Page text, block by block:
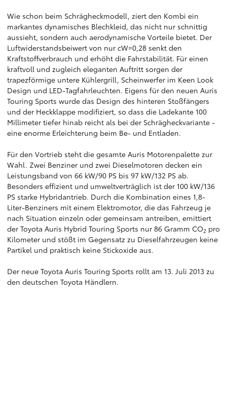
Wie schon beim Schrägheckmodell, ziert den Kombi ein
markantes dynamisches Blechkleid, das nicht nur schnittig
aussieht, sondern auch aerodynamische Vorteile bietet. Der
Luftwiderstandsbeiwert von nur cW=0,28 senkt den
Kraftstoffverbrauch und erhöht die Fahrstabilität. Für einen
kraftvoll und zugleich eleganten Auftritt sorgen der
trapezförmige untere Kühlergrill, Scheinwerfer im Keen Look
Design und LED-Tagfahrleuchten. Eigens für den neuen Auris
Touring Sports wurde das Design des hinteren Stoßfängers
und der Heckklappe modifiziert, so dass die Ladekante 100
Millimeter tiefer hinab reicht als bei der Schrägheckvariante -
eine enorme Erleichterung beim Be- und Entladen.
Für den Vortrieb steht die gesamte Auris Motorenpalette zur
Wahl. Zwei Benziner und zwei Dieselmotoren decken ein
Leistungsband von 66 kW/90 PS bis 97 kW/132 PS ab.
Besonders effizient und umweltverträglich ist der 100 kW/136
PS starke Hybridantrieb. Durch die Kombination eines 1,8-
Liter-Benziners mit einem Elektromotor, die das Fahrzeug je
nach Situation einzeln oder gemeinsam antreiben, emittiert
der Toyota Auris Hybrid Touring Sports nur 86 Gramm CO2 pro
Kilometer und stößt im Gegensatz zu Dieselfahrzeugen keine
Partikel und praktisch keine Stickoxide aus.
Der neue Toyota Auris Touring Sports rollt am 13. Juli 2013 zu
den deutschen Toyota Händlern.